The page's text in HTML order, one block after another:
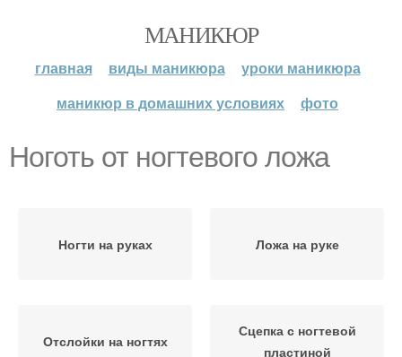
МАНИКЮР
главная виды маникюра
уроки маникюра
маникюр в домашних условиях
фото
Ноготь от ногтевого ложа
Ногти на руках Ложа на руке
Отслойки на ногтях
Сцепка с ногтевой
пластиной